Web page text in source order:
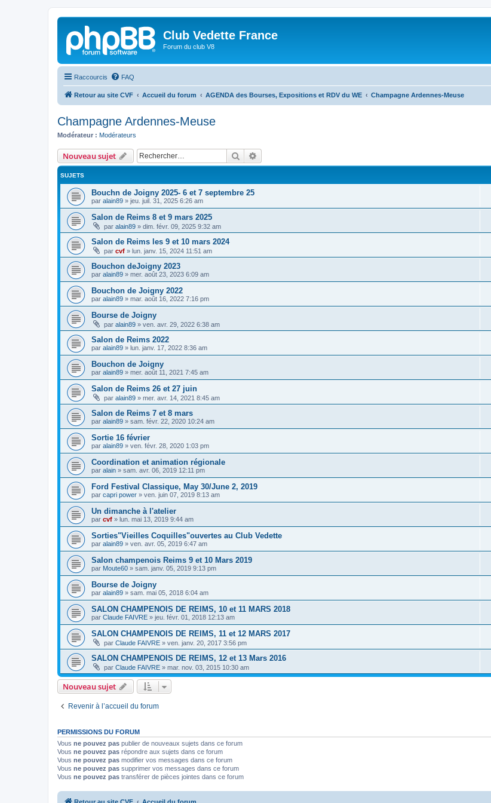
Club Vedette France
Forum du club V8
Raccourcis FAQ
Retour au site CVF Accueil du forum AGENDA des Bourses, Expositions et RDV du WE Champagne Ardennes-Meuse
Champagne Ardennes-Meuse
Modérateur : Modérateurs
Nouveau sujet Rechercher
SUJETS
Bouchn de Joigny 2025- 6 et 7 septembre 25
par alain89 » jeu. juil. 31, 2025 6:26 am
Salon de Reims 8 et 9 mars 2025
par alain89 » dim. févr. 09, 2025 9:32 am
Salon de Reims les 9 et 10 mars 2024
par cvf » lun. janv. 15, 2024 11:51 am
Bouchon deJoigny 2023
par alain89 » mer. août 23, 2023 6:09 am
Bouchon de Joigny 2022
par alain89 » mar. août 16, 2022 7:16 pm
Bourse de Joigny
par alain89 » ven. avr. 29, 2022 6:38 am
Salon de Reims 2022
par alain89 » lun. janv. 17, 2022 8:36 am
Bouchon de Joigny
par alain89 » mer. août 11, 2021 7:45 am
Salon de Reims 26 et 27 juin
par alain89 » mer. avr. 14, 2021 8:45 am
Salon de Reims 7 et 8 mars
par alain89 » sam. févr. 22, 2020 10:24 am
Sortie 16 février
par alain89 » ven. févr. 28, 2020 1:03 pm
Coordination et animation régionale
par alain » sam. avr. 06, 2019 12:11 pm
Ford Festival Classique, May 30/June 2, 2019
par capri power » ven. juin 07, 2019 8:13 am
Un dimanche à l'atelier
par cvf » lun. mai 13, 2019 9:44 am
Sorties"Vieilles Coquilles"ouvertes au Club Vedette
par alain89 » ven. avr. 05, 2019 6:47 am
Salon champenois Reims 9 et 10 Mars 2019
par Moute60 » sam. janv. 05, 2019 9:13 pm
Bourse de Joigny
par alain89 » sam. mai 05, 2018 6:04 am
SALON CHAMPENOIS DE REIMS, 10 et 11 MARS 2018
par Claude FAIVRE » jeu. févr. 01, 2018 12:13 am
SALON CHAMPENOIS DE REIMS, 11 et 12 MARS 2017
par Claude FAIVRE » ven. janv. 20, 2017 3:56 pm
SALON CHAMPENOIS DE REIMS, 12 et 13 Mars 2016
par Claude FAIVRE » mar. nov. 03, 2015 10:30 am
Nouveau sujet
Revenir à l’accueil du forum
PERMISSIONS DU FORUM
Vous ne pouvez pas publier de nouveaux sujets dans ce forum
Vous ne pouvez pas répondre aux sujets dans ce forum
Vous ne pouvez pas modifier vos messages dans ce forum
Vous ne pouvez pas supprimer vos messages dans ce forum
Vous ne pouvez pas transférer de pièces jointes dans ce forum
Retour au site CVF Accueil du forum